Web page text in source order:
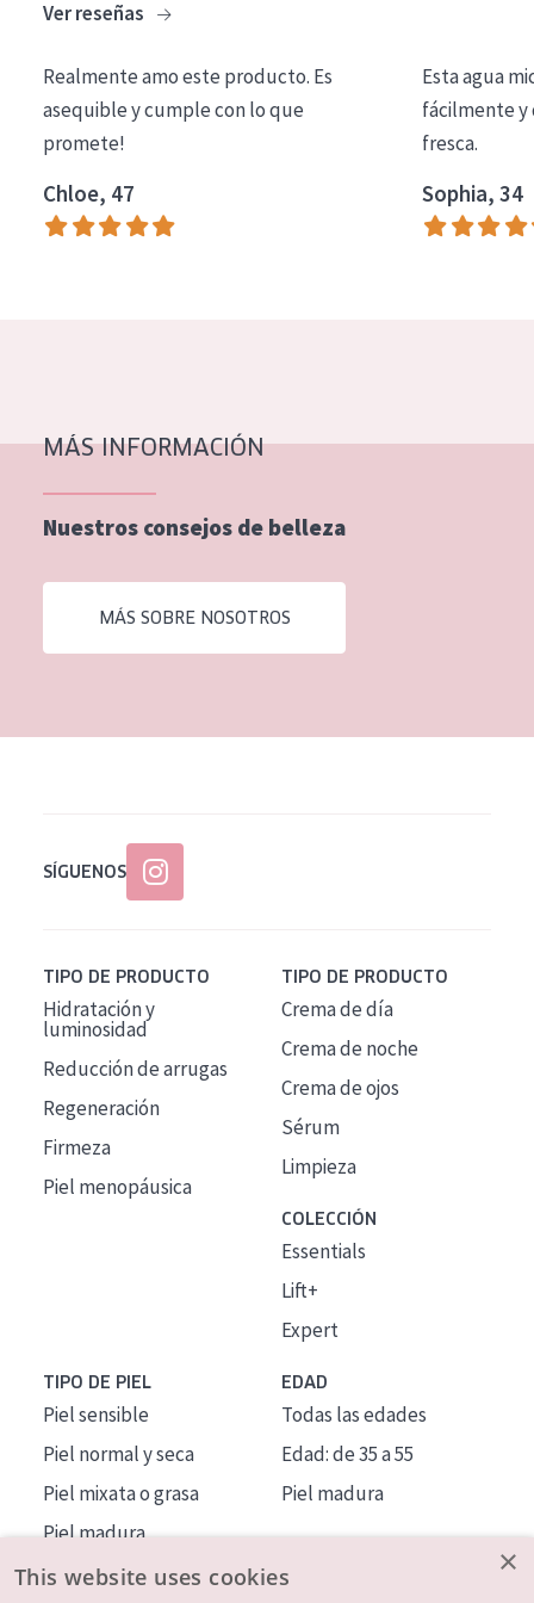
COLECCIÓN
Essentials
Lift+
Expert
TIPO DE PIEL
Piel expuesta al sol
Piel menopáusica
Todas las edades
Edad: de 35 a 55
Ver reseñas
Realmente amo este producto. Es
asequible y cumple con lo que
promete!
Chloe, 47
Esta agua
fácilmente y
fresca.
Sophia, 34
MÁS INFORMACIÓN
Nuestros consejos de belleza
MÁS SOBRE NOSOTROS
SÍGUENOS
TIPO DE PRODUCTO
Hidratación y
luminosidad
Reducción de arrugas
Regeneración
Firmeza
Piel menopáusica
TIPO DE PRODUCTO
Crema de día
Crema de noche
Crema de ojos
Sérum
Limpieza
COLECCIÓN
Essentials
Lift+
Expert
TIPO DE PIEL
Piel sensible
Piel normal y seca
Piel mixata o grasa
Piel madura
Piel expuesta al sol
EDAD
Todas las edades
Edad: de 35 a 55
Piel madura
×
This website uses cookies